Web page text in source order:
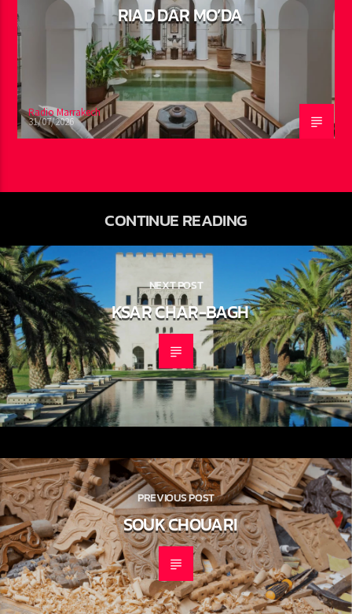
RIAD DAR MO’DA
Radio Marrakech
31/07/2026
CONTINUE READING
NEXT POST
KSAR CHAR-BAGH
PREVIOUS POST
SOUK CHOUARI